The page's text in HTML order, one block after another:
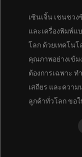
เซินเจิ้น เชนชวง
และเครื่องพิมพ์แ
โลก ด้วยเทคโน
คุณภาพอย่างเข้ม
ต้องการเฉพาะ
เสถียร และความ
ลูกค้าทั่วโลก ขอ